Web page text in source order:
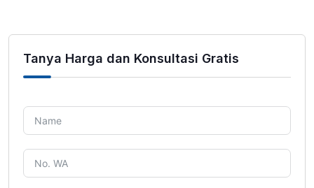
Tanya Harga dan Konsultasi Gratis